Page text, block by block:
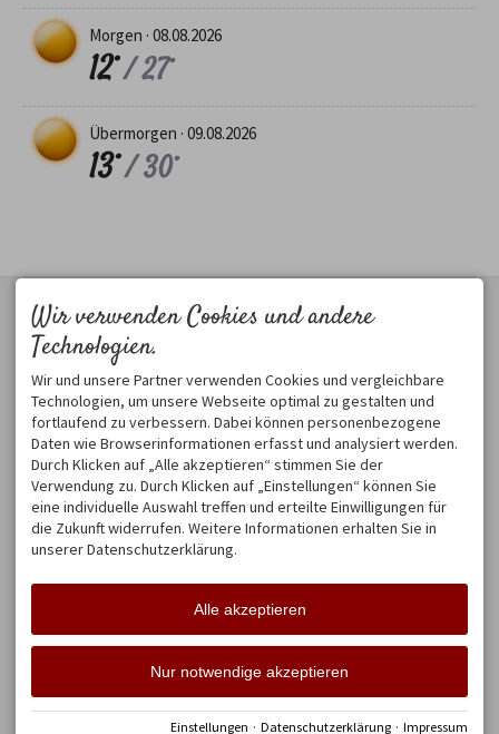
Morgen · 08.08.2026
12°/ 27°
Übermorgen · 09.08.2026
13°/ 30°
KONTAKT
der Landhof
Birgsauer Straße 8
87561 Oberstdorf
DEUTSCHLAND
Tel.+49 8322 300 48 84
Mobil+49 171 444 43 44
info@landhof-oberstdorf.de
N6 - URLAUB INDIVIDUELL
Komfort und schöne,
ausgesuchte
Naturmaterialien - das N6
überrascht und lädt Sie zur
Erholung ein.Weiter
STUDIO IM LOFT
Wohlfühl-Ferienwohnung im
Vintage-Style mit moderner
Innenleben. Ein Ort mit
eigenem Flair, im quirligen
LOFT KINO, KULTUR,
KUNST, ...
Einzigartige Kombination aus
modernem 3D-Kino mit
Retro-Feeling, feinster
Genusswirtschaft, lässiger
Streetfoodbar...
Wir verwenden Cookies und andere
Technologien.
Wir und unsere Partner verwenden Cookies und vergleichbare
Technologien, um unsere Webseite optimal zu gestalten und
fortlaufend zu verbessern. Dabei können personenbezogene
Daten wie Browserinformationen erfasst und analysiert werden.
Durch Klicken auf „Alle akzeptieren“ stimmen Sie der
Verwendung zu. Durch Klicken auf „Einstellungen“ können Sie
eine individuelle Auswahl treffen und erteilte Einwilligungen für
die Zukunft widerrufen. Weitere Informationen erhalten Sie in
unserer Datenschutzerklärung.
Alle akzeptieren
Nur notwendige akzeptieren
Einstellungen · Datenschutzerklärung · Impressum